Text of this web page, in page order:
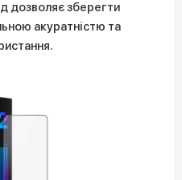
дозволяє зберегти
акуратністю та